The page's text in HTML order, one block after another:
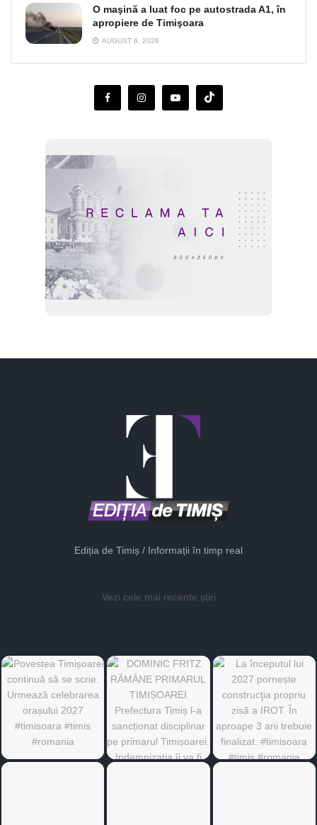
O maşină a luat foc pe autostrada A1, în
apropiere de Timişoara
AUGUST 6, 2026
Ediția de Timiș / Informații în timp real
Vezi cele mai recente știri